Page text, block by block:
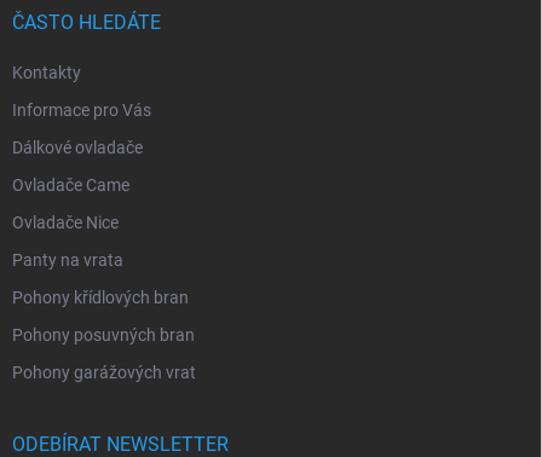
ČASTO HLEDÁTE
Kontakty
Informace pro Vás
Dálkové ovladače
Ovladače Came
Ovladače Nice
Panty na vrata
Pohony křídlových bran
Pohony posuvných bran
Pohony garážových vrat
ODEBÍRAT NEWSLETTER